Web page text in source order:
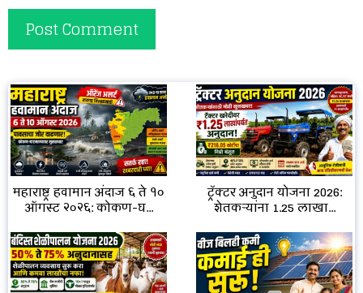
महाराष्ट्र हवामान अंदाज ६ ते १०
ऑगस्ट २०२६: कोकण-घ...
ट्रॅक्टर अनुदान योजना 2026:
शेतकऱ्यांना ₹1.25 लाखा...